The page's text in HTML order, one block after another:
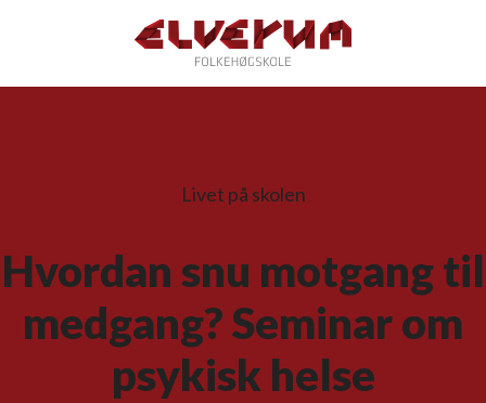
Livet på skolen
Hvordan snu motgang til
medgang? Seminar om
psykisk helse